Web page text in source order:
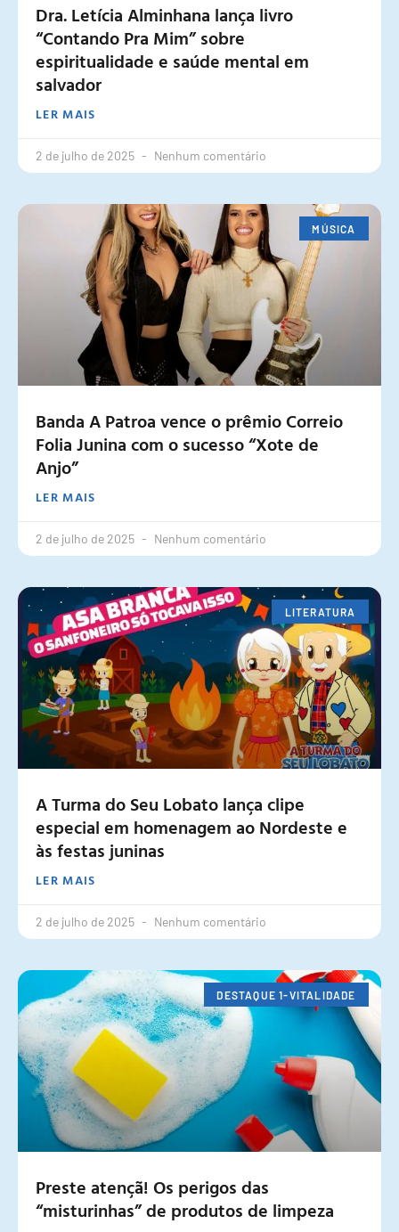
Dra. Letícia Alminhana lança livro
“Contando Pra Mim” sobre
espiritualidade e saúde mental em
salvador
LER MAIS
2 de julho de 2025 Nenhum comentário
MÚSICA
Banda A Patroa vence o prêmio Correio
Folia Junina com o sucesso “Xote de
Anjo”
LER MAIS
2 de julho de 2025 Nenhum comentário
LITERATURA
A Turma do Seu Lobato lança clipe
especial em homenagem ao Nordeste e
às festas juninas
LER MAIS
2 de julho de 2025 Nenhum comentário
DESTAQUE 1-VITALIDADE
Preste atençã! Os perigos das
“misturinhas” de produtos de limpeza